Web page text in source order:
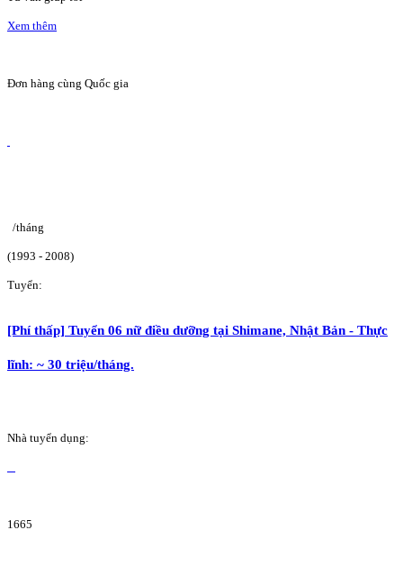
Xem thêm
Đơn hàng cùng Quốc gia
/tháng
(1993 - 2008)
Tuyển:
[Phí thấp] Tuyển 06 nữ điều dưỡng tại Shimane, Nhật Bản - Thực
lĩnh: ~ 30 triệu/tháng.
Nhà tuyển dụng:
1665